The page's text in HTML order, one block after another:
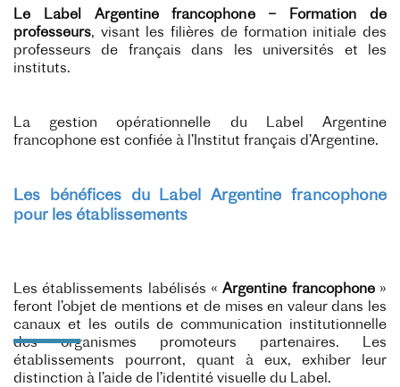
Le Label Argentine francophone – Formation de
professeurs, visant les filières de formation initiale des
professeurs de français dans les universités et les
instituts.
La gestion opérationnelle du Label Argentine
francophone est confiée à l’Institut français d’Argentine.
Les bénéfices du Label Argentine francophone
pour les établissements
Les établissements labélisés «Argentine francophone »
feront l’objet de mentions et de mises en valeur dans les
canaux et les outils de communication institutionnelle
des organismes promoteurs partenaires. Les
établissements pourront, quant à eux, exhiber leur
distinction à l’aide de l’identité visuelle du Label.